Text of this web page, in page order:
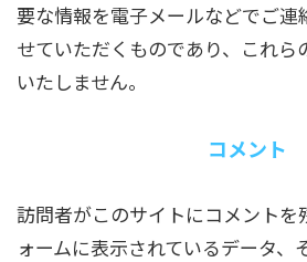
要な情報を電子メールなどでご連
せていただくものであり、これら
いたしません。
コメント
訪問者がこのサイトにコメントを
ォームに表示されているデータ、